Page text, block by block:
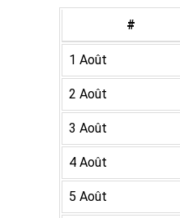
#
1 Août
2 Août
3 Août
4 Août
5 Août